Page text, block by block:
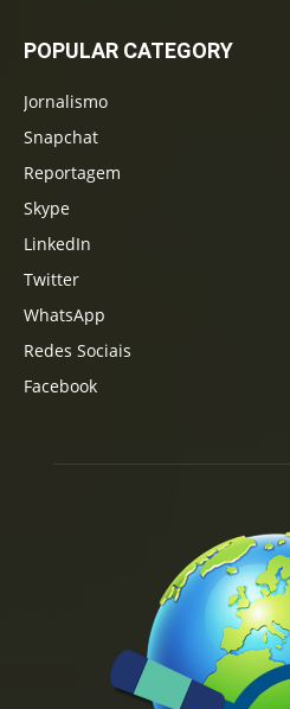
POPULAR CATEGORY
Jornalismo
Snapchat
Reportagem
Skype
LinkedIn
Twitter
WhatsApp
Redes Sociais
Facebook